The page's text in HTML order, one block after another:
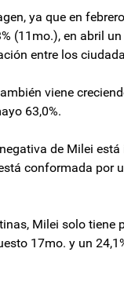
ya que en
(11mo.), en abril
entre los
viene
63,0%.
de Milei está
conformada por
Milei solo tiene
17mo. y un